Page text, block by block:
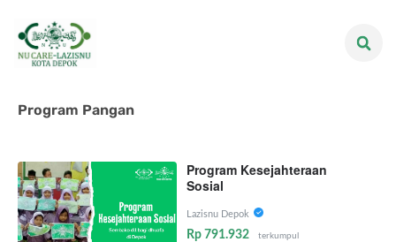
Program Pangan
Program Kesejahteraan
Sosial
Lazisnu Depok
Rp 791.932 terkumpul